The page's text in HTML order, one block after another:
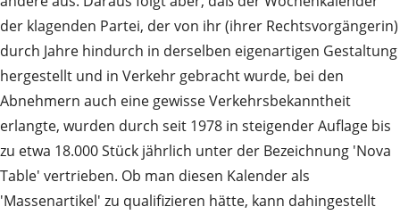
der klagenden Partei, der von ihr (ihrer Rechtsvorgängerin)
durch Jahre hindurch in derselben eigenartigen Gestaltung
hergestellt und in Verkehr gebracht wurde, bei den
Abnehmern auch eine gewisse Verkehrsbekanntheit
erlangte, wurden durch seit 1978 in steigender Auflage bis
zu etwa 18.000 Stück jährlich unter der Bezeichnung 'Nova
Table' vertrieben. Ob man diesen Kalender als
'Massenartikel' zu qualifizieren hätte, kann dahingestellt